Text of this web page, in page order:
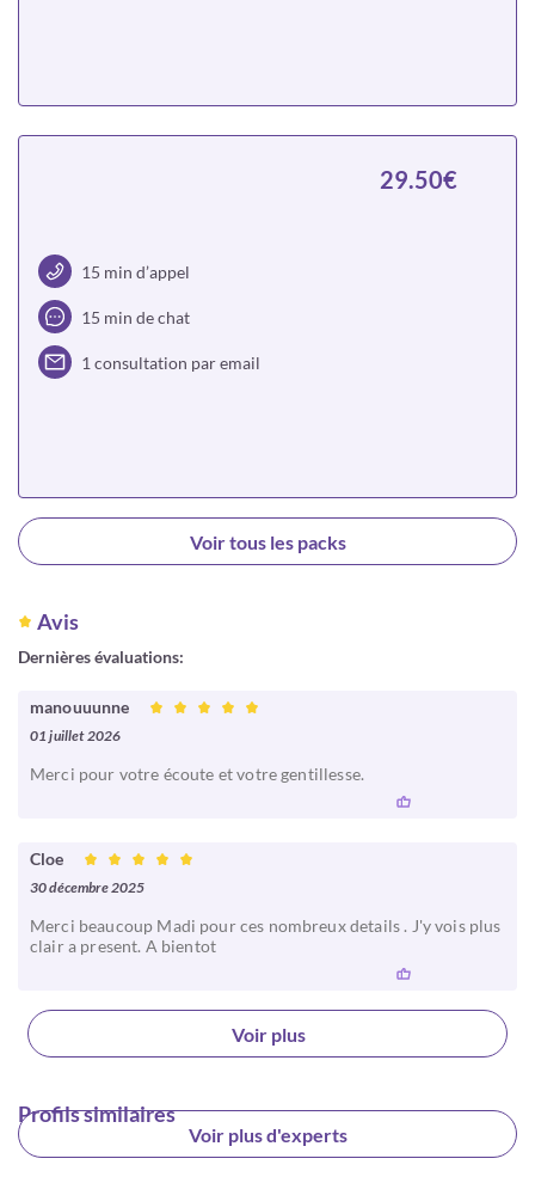
15 min d’appel
15 min de chat
1 consultation par email
29.50€
Choisir
Voir tous les packs
Avis
Dernières évaluations:
manouuunne
01 juillet 2026
Merci pour votre écoute et votre gentillesse.
Cloe
30 décembre 2025
Merci beaucoup Madi pour ces nombreux details . J'y vois plus
clair a present. A bientot
Voir plus
Profils similaires
Voir plus d'experts